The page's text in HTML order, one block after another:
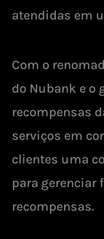
atendidas em
Com o
do Nubank e o
recompensas
serviços em
clientes uma
para gerenciar
recompensas.